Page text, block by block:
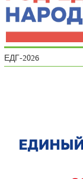
ЕДГ-2026